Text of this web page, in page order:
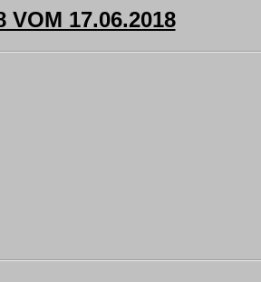
VOM 17.06.2018